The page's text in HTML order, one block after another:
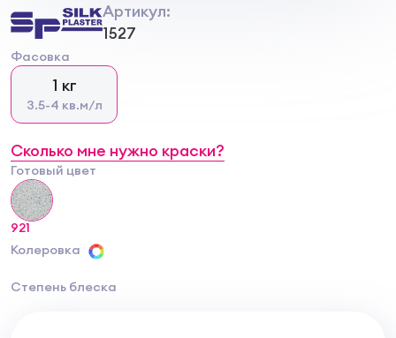
Артикул:
1527
Фасовка
1 кг
3.5-4 кв.м/л
Сколько мне нужно краски?
Готовый цвет
921
Колеровка
Степень блеска